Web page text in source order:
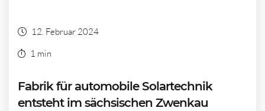
12. Februar 2024
1 min
Fabrik für automobile Solartechnik
entsteht im sächsischen Zwenkau